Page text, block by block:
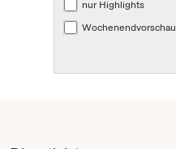
nur Highlights
Wochenendvorschau